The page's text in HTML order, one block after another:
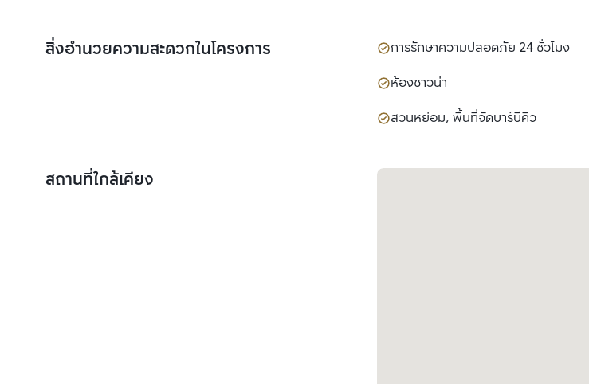
สิ่งอำนวยความสะดวกในโครงการ การรักษาความปลอดภัย 24 ชั่วโมง
ห้องซาวน่า
สวนหย่อม, พื้นที่จัดบาร์บีคิว
สถานที่ใกล้เคียง